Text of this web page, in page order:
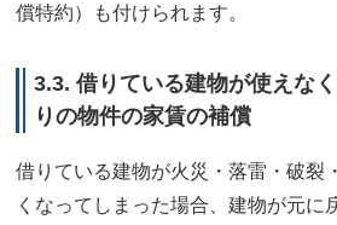
償特約）も付けられます。
3.3. 借りている建物が使えな
りの物件の家賃の補償
借りている建物が火災・落雷・破裂
くなってしまった場合、建物が元に